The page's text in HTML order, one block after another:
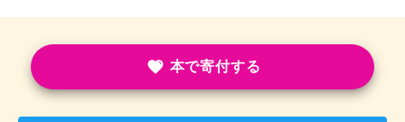
本で寄付する